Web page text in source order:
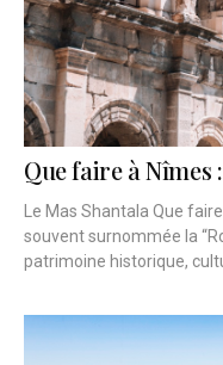
Que faire à
Le Mas Shantala Que
souvent surnommée la
patrimoine historique,